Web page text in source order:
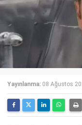
Yayınlanma: 08 Ağustos